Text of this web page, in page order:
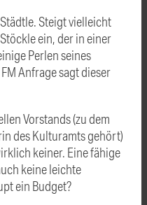
Steigt vielleicht
ein, der in einer
Perlen seines
Anfrage sagt dieser
Vorstands (zu dem
des Kulturamts gehört)
keiner. Eine fähige
keine leichte
ein Budget?